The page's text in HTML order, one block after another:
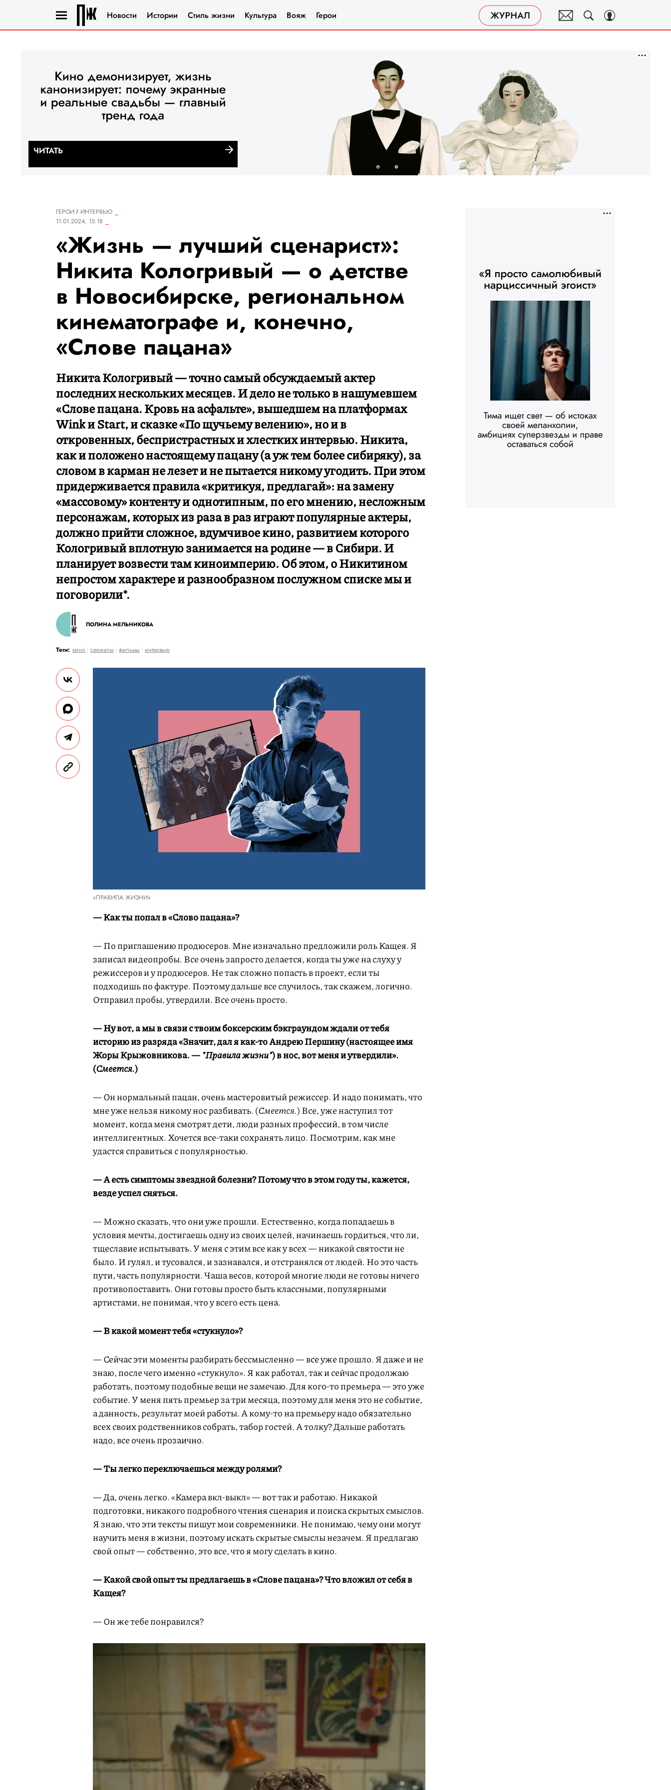
Новости Истории Стиль жизни Культура Вояж Герои
ГЕРОИ
ИНТЕРВЬЮ
11.01.2024, 15:18
«Жизнь — лучший сценарист»:
Никита Кологривый — о детстве
в Новосибирске, региональном
кинематографе и, конечно,
«Слове пацана»
Никита Кологривый — точно самый обсуждаемый актер
последних нескольких месяцев. И дело не только в нашумевшем
«Слове пацана. Кровь на асфальте», вышедшем на платформах
Wink и Start, и сказке «По щучьему велению», но и в
откровенных, беспристрастных и хлестких интервью. Никита,
как и положено настоящему пацану (а уж тем более сибиряку), за
словом в карман не лезет и не пытается никому угодить. При этом
придерживается правила «критикуя, предлагай»: на замену
«массовому» контенту и однотипным, по его мнению, несложным
персонажам, которых из раза в раз играют популярные актеры,
должно прийти сложное, вдумчивое кино, развитием которого
Кологривый вплотную занимается на родине — в Сибири. И
планирует возвести там киноимперию. Об этом, о Никитином
непростом характере и разнообразном послужном списке мы и
поговорили*.
ПОЛИНА МЕЛЬНИКОВА
Теги: кино сериалы фильмы интервью
«ПРАВИЛА ЖИЗНИ»
— Как ты попал в «Слово пацана»?
— По приглашению продюсеров. Мне изначально предложили роль Кащея. Я
записал видеопробы. Все очень запросто делается, когда ты уже на слуху у
режиссеров и у продюсеров. Не так сложно попасть в проект, если ты
подходишь по фактуре. Поэтому дальше все случилось, так скажем, логично.
Отправил пробы, утвердили. Все очень просто.
— Ну вот, а мы в связи с твоим боксерским бэкграундом ждали от тебя
историю из разряда «Значит, дал я как-то Андрею Першину(настоящее имя
Жоры Крыжовникова. — "Правила жизни")в нос, вот меня и утвердили».
(Смеется.)
— Он нормальный пацан, очень мастеровитый режиссер. И надо понимать, что
мне уже нельзя никому нос разбивать. (Смеется.) Все, уже наступил тот
момент, когда меня смотрят дети, люди разных профессий, в том числе
интеллигентных. Хочется все-таки сохранять лицо. Посмотрим, как мне
удастся справиться с популярностью.
— А есть симптомы звездной болезни? Потому что в этом году ты, кажется,
везде успел сняться.
— Можно сказать, что они уже прошли. Естественно, когда попадаешь в
условия мечты, достигаешь одну из своих целей, начинаешь гордиться, что ли,
тщеславие испытывать. У меня с этим все как у всех — никакой святости не
было. И гулял, и тусовался, и зазнавался, и отстранялся от людей. Но это часть
пути, часть популярности. Чаша весов, которой многие люди не готовы ничего
противопоставить. Они готовы просто быть классными, популярными
артистами, не понимая, что у всего есть цена.
— В какой момент тебя «стукнуло»?
— Сейчас эти моменты разбирать бессмысленно — все уже прошло. Я даже и не
знаю, после чего именно «стукнуло». Я как работал, так и сейчас продолжаю
работать, поэтому подобные вещи не замечаю. Для кого-то премьера — это уже
событие. У меня пять премьер за три месяца, поэтому для меня это не событие,
а данность, результат моей работы. А кому-то на премьеру надо обязательно
всех своих родственников собрать, табор гостей. А толку? Дальше работать
надо, все очень прозаично.
— Ты легко переключаешься между ролями?
— Да, очень легко. «Камера вкл-выкл» — вот так и работаю. Никакой
подготовки, никакого подробного чтения сценария и поиска скрытых смыслов.
Я знаю, что эти тексты пишут мои современники. Не понимаю, чему они могут
научить меня в жизни, поэтому искать скрытые смыслы незачем. Я предлагаю
свой опыт — собственно, это все, что я могу сделать в кино.
— Какой свой опыт ты предлагаешь в «Слове пацана»? Что вложил от себя в
Кащея?
— Он же тебе понравился?